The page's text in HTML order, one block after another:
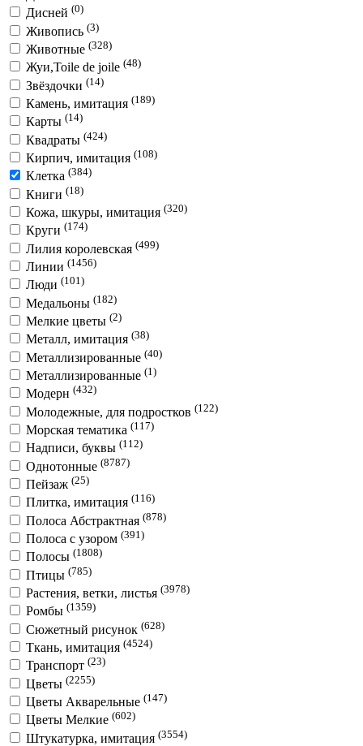
Дисней (0)
Живопись (3)
Животные (328)
Жуи,Toile de joile (48)
Звёздочки (14)
Камень, имитация (189)
Карты (14)
Квадраты (424)
Кирпич, имитация (108)
Клетка (384)
Книги (18)
Кожа, шкуры, имитация (320)
Круги (174)
Лилия королевская (499)
Линии (1456)
Люди (101)
Медальоны (182)
Мелкие цветы (2)
Металл, имитация (38)
Металлизированные (40)
Металлизированные (1)
Модерн (432)
Молодежные, для подростков (122)
Морская тематика (117)
Надписи, буквы (112)
Однотонные (8787)
Пейзаж (25)
Плитка, имитация (116)
Полоса Абстрактная (878)
Полоса с узором (391)
Полосы (1808)
Птицы (785)
Растения, ветки, листья (3978)
Ромбы (1359)
Сюжетный рисунок (628)
Ткань, имитация (4524)
Транспорт (23)
Цветы (2255)
Цветы Акварельные (147)
Цветы Мелкие (602)
Штукатурка, имитация (3554)